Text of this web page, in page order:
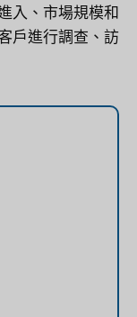
入、市場規模和
戶進行調查、訪